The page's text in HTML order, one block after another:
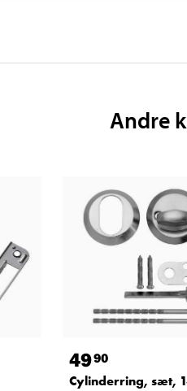
Andre
4990
Cylinderring, sæt,